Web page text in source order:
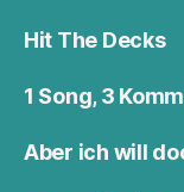
Hit The Decks
1 Song, 3
Aber ich will